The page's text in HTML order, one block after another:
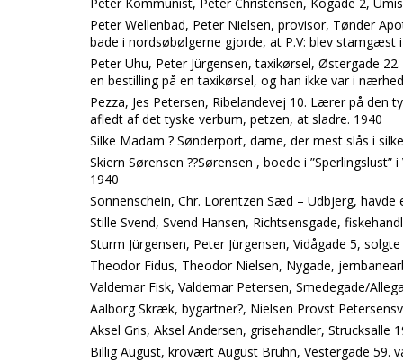
Peter Wellenbad, Peter Nielsen, provisor, Tønder
bade i nordsøbølgerne gjorde, at P.V: blev stamgæst i
Peter Uhu, Peter Jürgensen, taxikørsel, Østergade
en bestilling på en taxikørsel, og han ikke var i
Pezza, Jes Petersen, Ribelandevej 10. Lærer på den
afledt af det tyske verbum, petzen, at sladre. 1940
Silke Madam ? Sønderport, dame, der mest slås i
Skiern Sørensen ??Sørensen , boede i
1940
Sonnenschein, Chr. Lorentzen Sæd – Udbjerg,
Stille Svend, Svend Hansen, Richtsensgade,
Sturm Jürgensen, Peter Jürgensen, Vidågade 5,
Theodor Fidus, Theodor Nielsen, Nygade,
Valdemar Fisk, Valdemar Petersen, Smedegade/
Aalborg Skræk, bygartner?, Nielsen Provst
Aksel Gris, Aksel Andersen, grisehandler, Strucksalle
Billig August, krovært August Bruhn, Vestergade 59.